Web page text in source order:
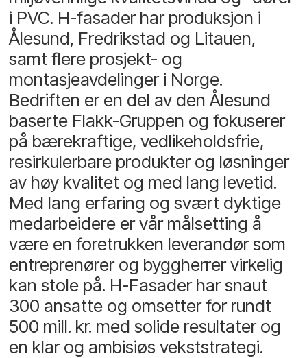
i PVC. H-fasader har produksjon i
Ålesund, Fredrikstad og Litauen,
samt flere prosjekt- og
montasjeavdelinger i Norge.
Bedriften er en del av den Ålesund
baserte Flakk-Gruppen og fokuserer
på bærekraftige, vedlikeholdsfrie,
resirkulerbare produkter og løsninger
av høy kvalitet og med lang levetid.
Med lang erfaring og svært dyktige
medarbeidere er vår målsetting å
være en foretrukken leverandør som
entreprenører og byggherrer virkelig
kan stole på. H-Fasader har snaut
300 ansatte og omsetter for rundt
500 mill. kr. med solide resultater og
en klar og ambisiøs vekststrategi.